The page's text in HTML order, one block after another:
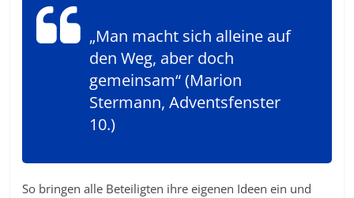
„Man macht sich alleine auf
den Weg, aber doch
gemeinsam“ (Marion
Stermann, Adventsfenster
10.)
So bringen alle Beteiligten ihre eigenen Ideen ein und